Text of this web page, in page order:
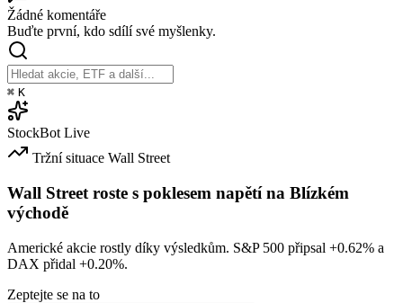
Žádné komentáře
Buďte první, kdo sdílí své myšlenky.
⌘ K
StockBot Live
Tržní situace Wall Street
Wall Street roste s poklesem napětí na Blízkém
východě
Americké akcie rostly díky výsledkům. S&P 500 připsal +0.62% a
DAX přidal +0.20%.
Zeptejte se na to